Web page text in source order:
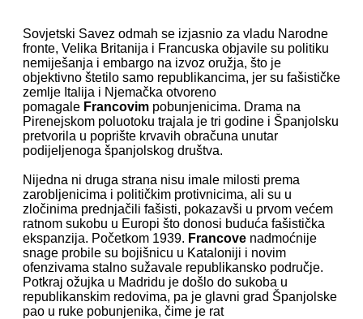
Sovjetski Savez odmah se izjasnio za vladu Narodne
fronte, Velika Britanija i Francuska objavile su politiku
nemiješanja i embargo na izvoz oružja, što je
objektivno štetilo samo republikancima, jer su fašističke
zemlje Italija i Njemačka otvoreno
pomagale Francovim pobunjenicima. Drama na
Pirenejskom poluotoku trajala je tri godine i Španjolsku
pretvorila u poprište krvavih obračuna unutar
podijeljenoga španjolskog društva.
Nijedna ni druga strana nisu imale milosti prema
zarobljenicima i političkim protivnicima, ali su u
zločinima prednjačili fašisti, pokazavši u prvom većem
ratnom sukobu u Europi što donosi buduća fašistička
ekspanzija. Početkom 1939. Francove nadmoćnije
snage probile su bojišnicu u Kataloniji i novim
ofenzivama stalno sužavale republikansko područje.
Potkraj ožujka u Madridu je došlo do sukoba u
republikanskim redovima, pa je glavni grad Španjolske
pao u ruke pobunjenika, čime je rat